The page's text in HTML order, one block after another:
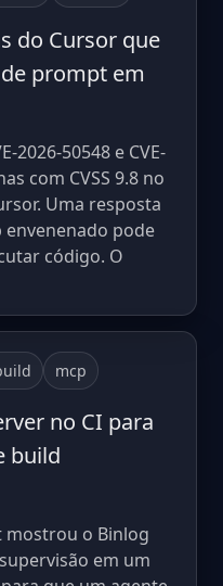
do Cursor que
prompt em
2026-50548 e CVE-
com CVSS 9.8 no
Uma resposta
envenenado pode
código. O
mcp
no CI para
build
mostrou o Binlog
em um